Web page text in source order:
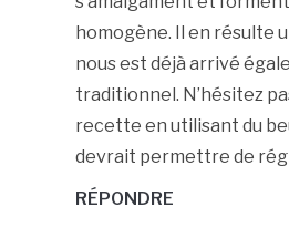
homogène. Il en résulte
nous est déjà arrivé
traditionnel. N’hésitez
recette en utilisant du
devrait permettre de
RÉPONDRE